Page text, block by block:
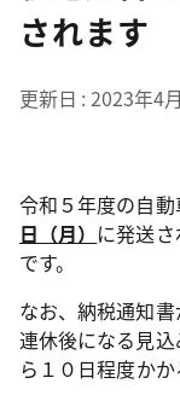
されます
更新日 2023年4
令和５年度の自動
日（月） に発送さ
です。
なお、納税通知
連休後になる見
ら １０日程度かか